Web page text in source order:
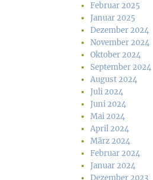
Februar 2025
Januar 2025
Dezember 2024
November 2024
Oktober 2024
September 2024
August 2024
Juli 2024
Juni 2024
Mai 2024
April 2024
März 2024
Februar 2024
Januar 2024